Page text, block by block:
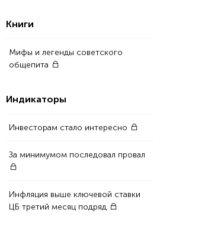
Книги
Мифы и легенды советского
общепита
Индикаторы
Инвесторам стало интересно
За минимумом последовал провал
Инфляция выше ключевой ставки
ЦБ третий месяц подряд